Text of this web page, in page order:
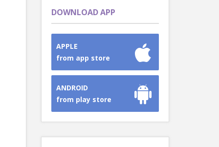
DOWNLOAD APP
APPLE
from app store
ANDROID
from play store